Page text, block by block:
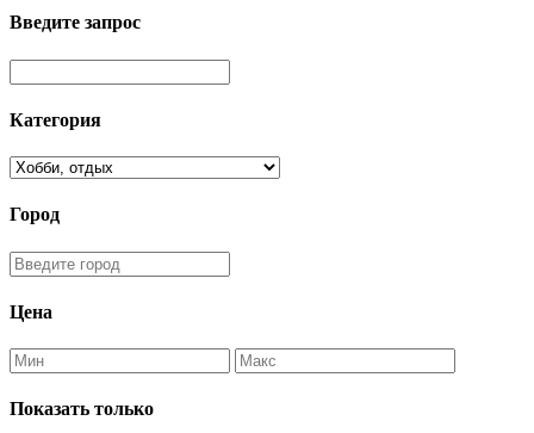
Введите запрос
Категория
Город
Цена
Показать только